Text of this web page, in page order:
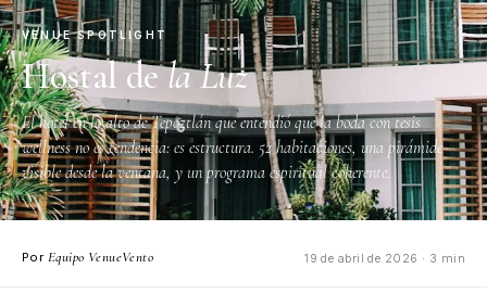
VENUE SPOTLIGHT
Hostal dela Luz
El hotel en lo alto de Tepoztlán que entendió que la boda con tesis
wellness no es tendencia: es estructura. 52 habitaciones, una pirámide
visible desde la ventana, y un programa espiritual coherente.
Por Equipo VenueVento 19 de abril de 2026 · 3 min